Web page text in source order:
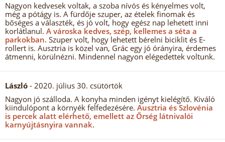
Nagyon kedvesek voltak, a szoba nívós és kényelmes volt,
még a pótágy is. A fürdője szuper, az ételek finomak és
bőséges a választék, és jó volt, hogy egész nap lehetett inni
korlátlanul. A városka kedves, szép, kellemes a séta a
parkokban. Szuper volt, hogy lehetett bérelni biciklit és E-
rollert is. Ausztria is közel van, Grác egy jó órányira, érdemes
átmenni, körülnézni. Mindennel nagyon elégedettek voltunk.
László - 2020. július 30. csütörtök
Nagyon jó szálloda. A konyha minden igényt kielégítő. Kiváló
kiindulópont a környék felfedezésére. Ausztria és Szlovénia
is percek alatt elérhető, emellett az Őrség látnivalói
karnyújtásnyira vannak.